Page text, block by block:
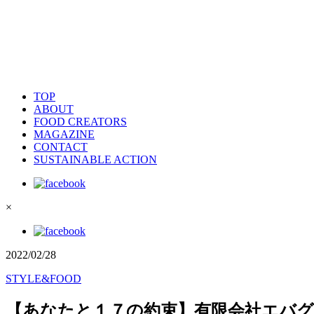
TOP
ABOUT
FOOD CREATORS
MAGAZINE
CONTACT
SUSTAINABLE ACTION
×
2022/02/28
STYLE&FOOD